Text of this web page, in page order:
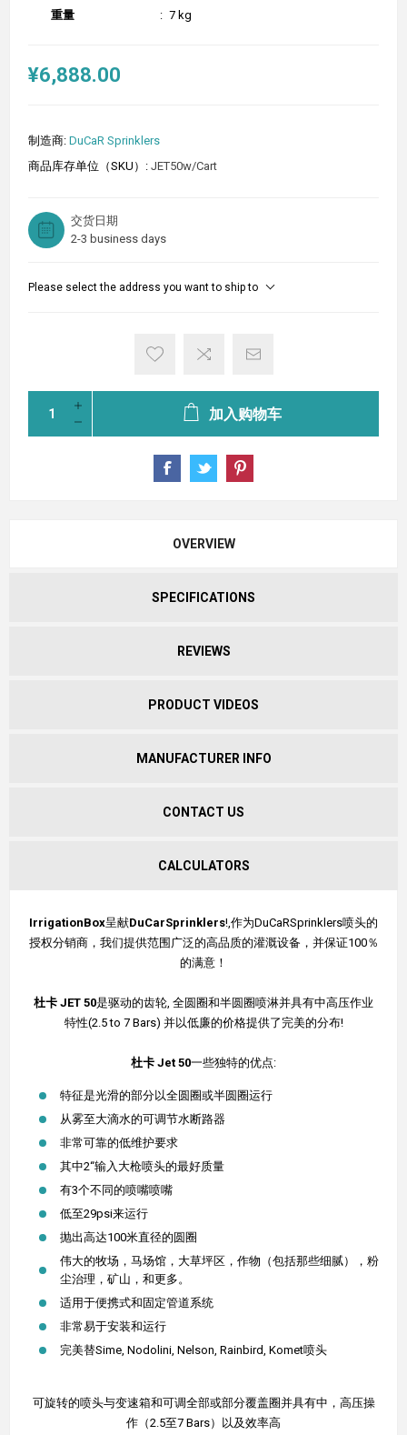
重量
: 7 kg
¥6,888.00
制造商: DuCaR Sprinklers
商品库存单位（SKU）: JET50w/Cart
交货日期
2-3 business days
Please select the address you want to ship to
加入购物车
OVERVIEW
SPECIFICATIONS
REVIEWS
PRODUCT VIDEOS
MANUFACTURER INFO
CONTACT US
CALCULATORS
IrrigationBox呈献DuCarSprinklers!,作为DuCaRSprinklers喷头的
授权分销商，我们提供范围广泛的高品质的灌溉设备，并保证100％
的满意！
杜卡 JET 50是驱动的齿轮, 全圆圈和半圆圈喷淋并具有中高压作业
特性(2.5 to 7 Bars) 并以低廉的价格提供了完美的分布!
杜卡 Jet 50一些独特的优点:
特征是光滑的部分以全圆圈或半圆圈运行
从雾至大滴水的可调节水断路器
非常可靠的低维护要求
其中2“输入大枪喷头的最好质量
有3个不同的喷嘴喷嘴
低至29psi来运行
抛出高达100米直径的圆圈
伟大的牧场，马场馆，大草坪区，作物（包括那些细腻），粉
尘治理，矿山，和更多。
适用于便携式和固定管道系统
非常易于安装和运行
完美替Sime, Nodolini, Nelson, Rainbird, Komet喷头
可旋转的喷头与变速箱和可调全部或部分覆盖圈并具有中，高压操
作（2.5至7 Bars）以及效率高